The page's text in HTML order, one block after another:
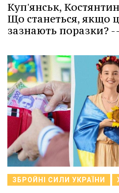
Куп'янськ,
Що станеться, якщо
зазнають поразки?
ЗБРОЙНІ СИЛИ УКРАЇНИ